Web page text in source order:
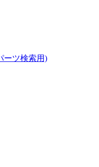
ーツ検索用)